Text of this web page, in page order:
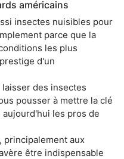
américains
insectes nuisibles pour
parce que la
les plus
d'un
des insectes
pousser à mettre la clé
les pros de
principalement aux
être indispensable